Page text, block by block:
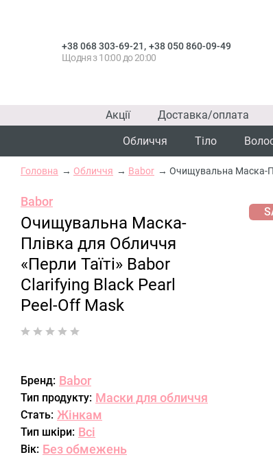
+38 068 303-69-21, +38 050 860-09-49
Щодня з 10:00 до 20:00
Акції Доставка/оплата
Обличчя
Тіло
Головна Обличчя Babor Очищувальна Маска-
Babor
Очищувальна Маска-
Плівка для Обличчя
«Перли Таїті» Babor
Clarifying Black Pearl
Peel-Off Mask
Бренд: Babor
Тип продукту: Маски для обличчя
Стать: Жінкам
Тип шкіри: Всі
Вік: Без обмежень